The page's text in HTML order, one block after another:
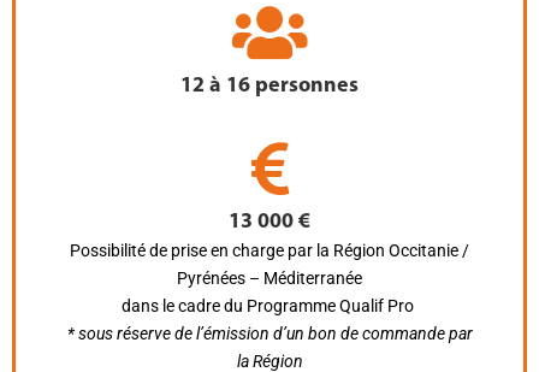
12 à 16 personnes
13 000 €
Possibilité de prise en charge par la Région Occitanie /
Pyrénées – Méditerranée
dans le cadre du Programme Qualif Pro
* sous réserve de l’émission d’un bon de commande par
la Région